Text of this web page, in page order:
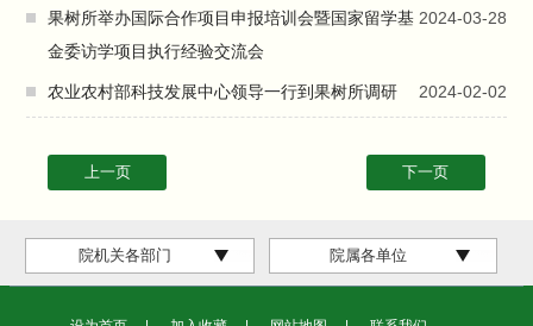
2024-03-28
果树所举办国际合作项目申报培训会暨国家留学基
金委访学项目执行经验交流会
2024-02-02
农业农村部科技发展中心领导一行到果树所调研
上一页 下一页
院机关各部门 院属各单位